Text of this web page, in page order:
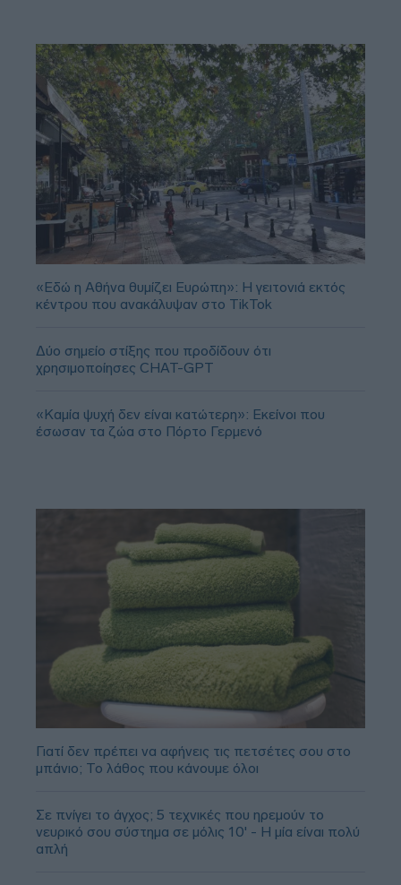
«Εδώ η Αθήνα θυμίζει Ευρώπη»: H γειτονιά εκτός
κέντρου που ανακάλυψαν στο TikTok
Δύο σημείο στίξης που προδίδουν ότι
χρησιμοποίησες CHAT-GPT
«Καμία ψυχή δεν είναι κατώτερη»: Εκείνοι που
έσωσαν τα ζώα στο Πόρτο Γερμενό
Γιατί δεν πρέπει να αφήνεις τις πετσέτες σου στο
μπάνιο; Το λάθος που κάνουμε όλοι
Σε πνίγει το άγχος; 5 τεχνικές που ηρεμούν το
νευρικό σου σύστημα σε μόλις 10' - Η μία είναι πολύ
απλή